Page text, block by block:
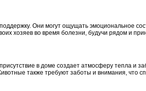
Они могут ощущать эмоциональное
хозяев во время болезни, будучи рядом и
в доме создает атмосферу тепла и
также требуют заботы и внимания, что